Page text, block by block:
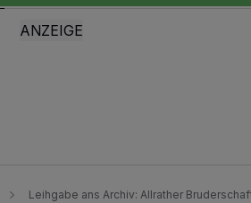
Leihgabe ans Archiv​: Allrather